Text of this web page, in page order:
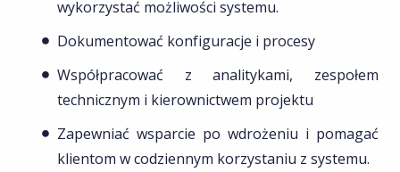
wykorzystać możliwości systemu.
Dokumentować konfiguracje i procesy
Współpracować z analitykami, zespołem
technicznym i kierownictwem projektu
Zapewniać wsparcie po wdrożeniu i pomagać
klientom w codziennym korzystaniu z systemu.